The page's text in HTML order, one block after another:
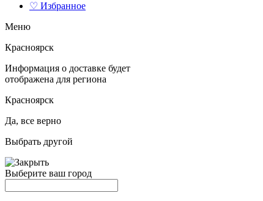
♡ Избранное
Меню
Красноярск
Информация о доставке будет
отображена для региона
Красноярск
Да, все верно
Выбрать другой
Выберите ваш город